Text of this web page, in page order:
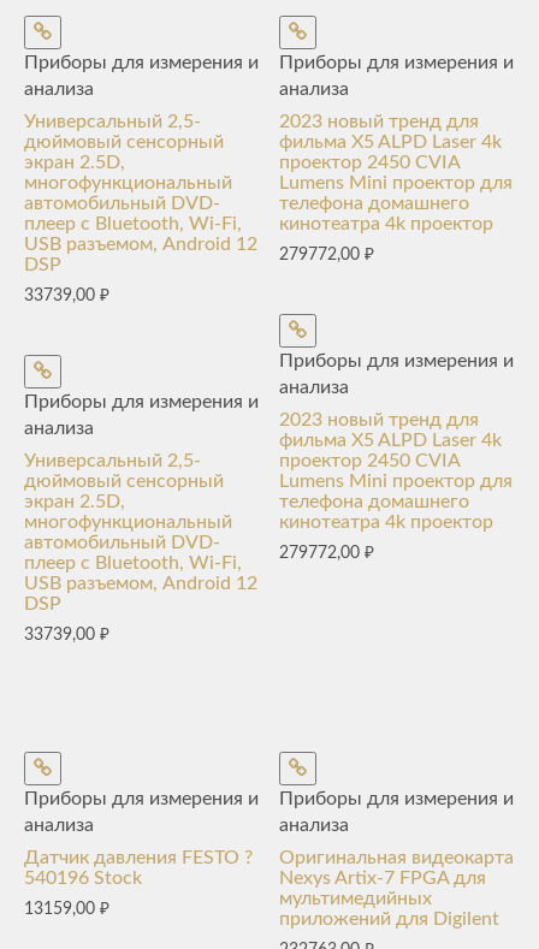
Приборы для измерения и
анализа
Универсальный 2,5-
дюймовый сенсорный
экран 2.5D,
многофункциональный
автомобильный DVD-
плеер с Bluetooth, Wi-Fi,
USB разъемом, Android 12
DSP
33739,00 ₽
Приборы для измерения и
анализа
Универсальный 2,5-
дюймовый сенсорный
экран 2.5D,
многофункциональный
автомобильный DVD-
плеер с Bluetooth, Wi-Fi,
USB разъемом, Android 12
DSP
33739,00 ₽
Приборы для измерения и
анализа
2023 новый тренд для
фильма X5 ALPD Laser 4k
проектор 2450 CVIA
Lumens Mini проектор для
телефона домашнего
кинотеатра 4k проектор
279772,00₽
Приборы для измерения и
анализа
2023 новый тренд для
фильма X5 ALPD Laser 4k
проектор 2450 CVIA
Lumens Mini проектор для
телефона домашнего
кинотеатра 4k проектор
279772,00₽
Приборы для измерения и
анализа
Датчик давления FESTO ?
540196 Stock
13159,00 ₽
Приборы для измерения и
анализа
Оригинальная видеокарта
Nexys Artix-7 FPGA для
мультимедийных
приложений для Digilent